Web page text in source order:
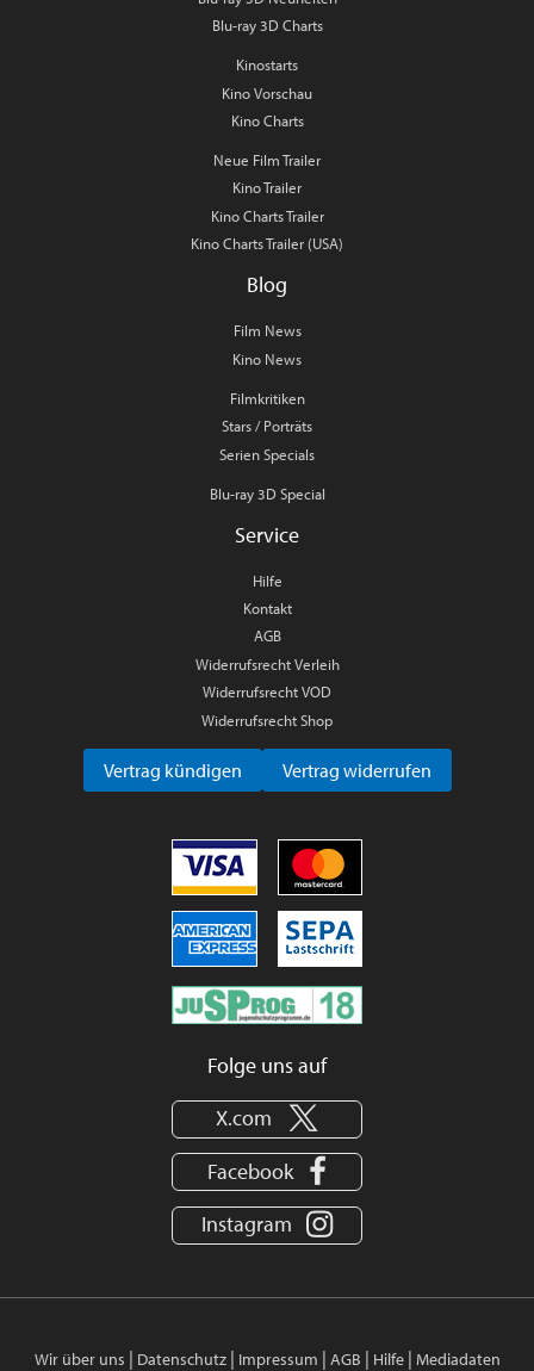
Blu-ray 3D Charts
Kinostarts
Kino Vorschau
Kino Charts
Neue Film Trailer
Kino Trailer
Kino Charts Trailer
Kino Charts Trailer (USA)
Blog
Film News
Kino News
Filmkritiken
Stars / Porträts
Serien Specials
Blu-ray 3D Special
Service
Hilfe
Kontakt
AGB
Widerrufsrecht Verleih
Widerrufsrecht VOD
Widerrufsrecht Shop
Vertrag kündigen Vertrag widerrufen
Folge uns auf
X.com
Facebook
Instagram
Wir über uns | Datenschutz| Impressum | AGB | Hilfe| Mediadaten